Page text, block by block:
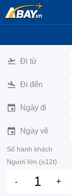
Đi từ
Đi đến
Ngày đi
Ngày về
Số hành khách
Người lớn (≥12t)
- +